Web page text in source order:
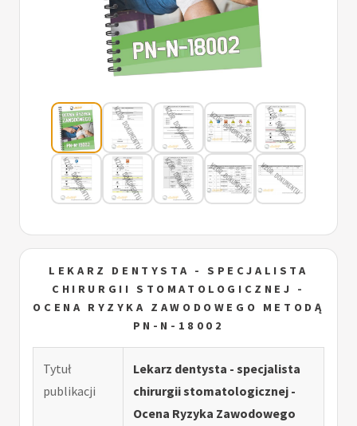
LEKARZ DENTYSTA - SPECJALISTA
CHIRURGII STOMATOLOGICZNEJ -
OCENA RYZYKA ZAWODOWEGO METODĄ
PN-N-18002
Tytuł
publikacji
Lekarz dentysta - specjalista
chirurgii stomatologicznej -
Ocena Ryzyka Zawodowego